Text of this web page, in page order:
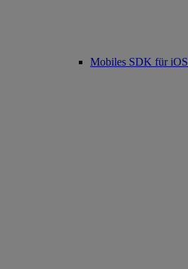
Mobiles SDK für iOS